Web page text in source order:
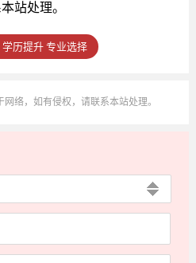
站处理。
历提升 专业选择
络，如有侵权，请联系本站处理。